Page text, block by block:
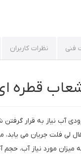
فنی نظرات کاربران
قطره
آب نیاز به قرار
لی فلت جریان می یابد،
میزان مورد نیاز آب،